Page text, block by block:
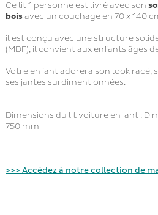
Ce lit 1 personne est livré avec son
boisavec un couchage en 70 x 140
il est conçu avec une structure
(MDF), il convient aux enfants âgés
Votre enfant adorera son look racé,
ses jantes surdimentionnées.
Dimensions du lit voiture enfant :
750 mm
>>> Accédez à notre collection de